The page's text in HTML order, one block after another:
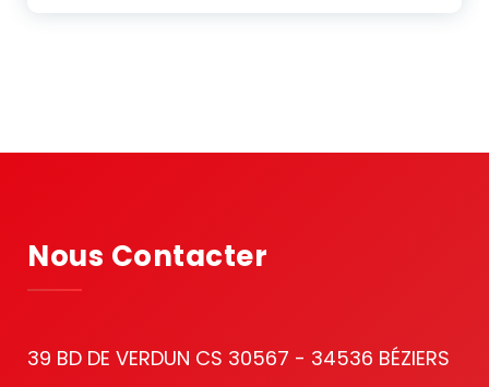
Nous Contacter
39 BD DE VERDUN CS 30567 - 34536 BÉZIERS